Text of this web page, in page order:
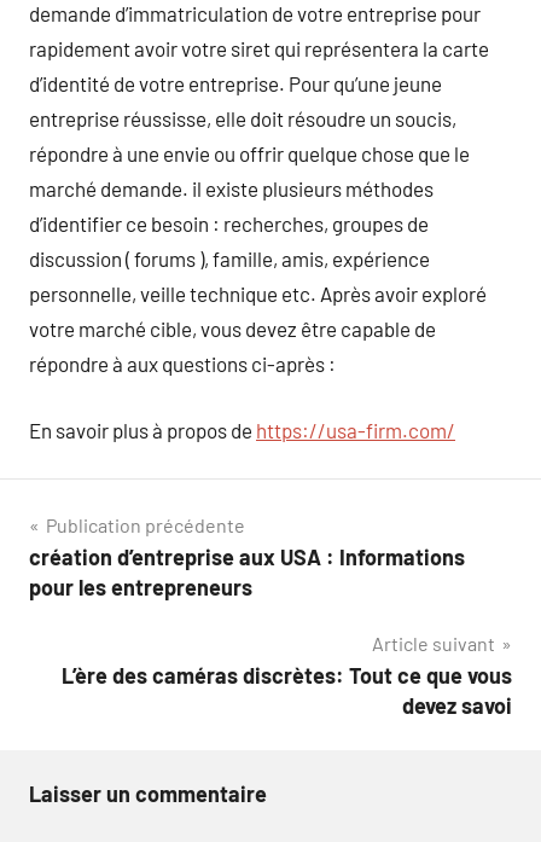
demande d’immatriculation de votre entreprise pour
rapidement avoir votre siret qui représentera la carte
d’identité de votre entreprise. Pour qu’une jeune
entreprise réussisse, elle doit résoudre un soucis,
répondre à une envie ou offrir quelque chose que le
marché demande. il existe plusieurs méthodes
d’identifier ce besoin : recherches, groupes de
discussion ( forums ), famille, amis, expérience
personnelle, veille technique etc. Après avoir exploré
votre marché cible, vous devez être capable de
répondre à aux questions ci-après :
En savoir plus à propos de https://usa-firm.com/
Navigation
de
Publication précédente
création d’entreprise aux USA : Informations
pour les entrepreneurs
Article suivant
L’ère des caméras discrètes: Tout ce que vous
devez savoi
Laisser un commentaire